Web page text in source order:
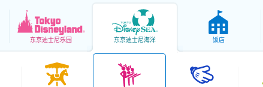
东京迪士尼乐园 东京迪士尼海洋 饭店